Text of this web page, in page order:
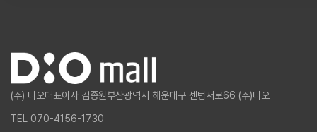
(주) 디오대표이사 김종원부산광역시 해운대구 센텀서로66 (주)디오
TEL 070-4156-1730